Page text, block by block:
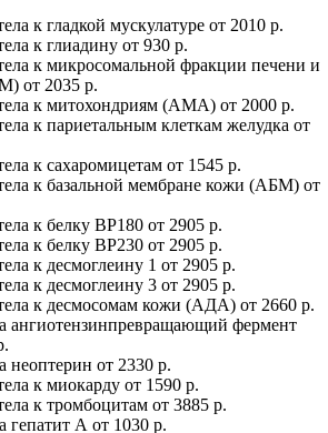
к гладкой мускулатуре от 2010 р.
к глиадину от 930 р.
к микросомальной фракции печени и
от 2035 р.
к митохондриям (AMA) от 2000 р.
к париетальным клеткам желудка от
к сахаромицетам от 1545 р.
к базальной мембране кожи (АБМ) от
к белку BP180 от 2905 р.
к белку BP230 от 2905 р.
к десмоглеину 1 от 2905 р.
к десмоглеину 3 от 2905 р.
к десмосомам кожи (АДА) от 2660 р.
ангиотензинпревращающий фермент
неоптерин от 2330 р.
к миокарду от 1590 р.
к тромбоцитам от 3885 р.
гепатит А от 1030 р.